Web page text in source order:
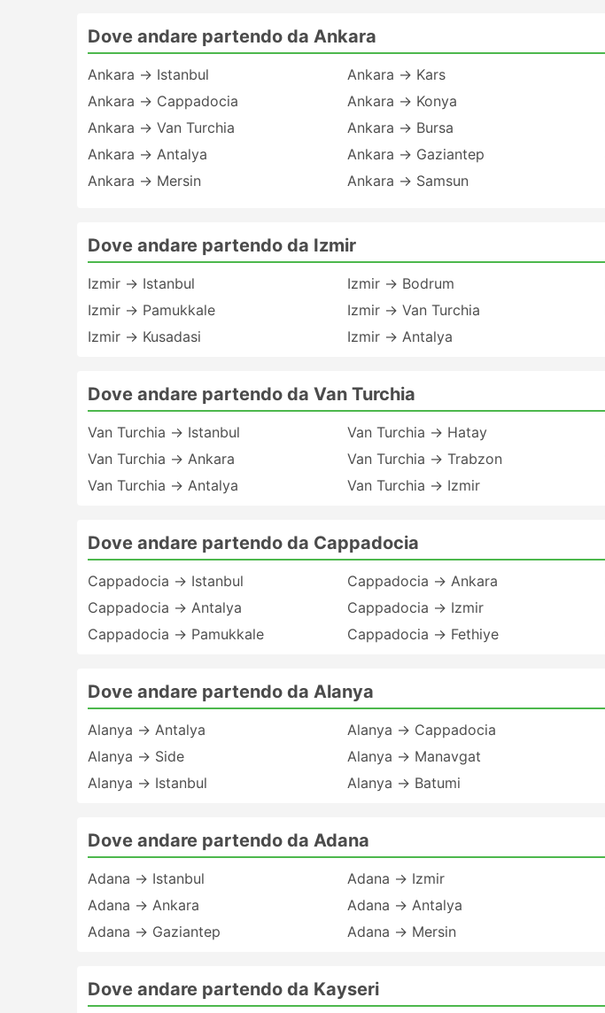
Dove andare partendo da Ankara
Ankara → Istanbul
Ankara → Cappadocia
Ankara → Van Turchia
Ankara → Antalya
Ankara → Mersin
Ankara → Kars
Ankara → Konya
Ankara → Bursa
Ankara → Gaziantep
Ankara → Samsun
Dove andare partendo da Izmir
Izmir → Istanbul
Izmir → Pamukkale
Izmir → Kusadasi
Izmir → Bodrum
Izmir → Van Turchia
Izmir → Antalya
Dove andare partendo da Van Turchia
Van Turchia → Istanbul
Van Turchia → Ankara
Van Turchia → Antalya
Van Turchia → Hatay
Van Turchia → Trabzon
Van Turchia → Izmir
Dove andare partendo da Cappadocia
Cappadocia → Istanbul
Cappadocia → Antalya
Cappadocia → Pamukkale
Cappadocia → Ankara
Cappadocia → Izmir
Cappadocia → Fethiye
Dove andare partendo da Alanya
Alanya → Antalya
Alanya → Side
Alanya → Istanbul
Alanya → Cappadocia
Alanya → Manavgat
Alanya → Batumi
Dove andare partendo da Adana
Adana → Istanbul
Adana → Ankara
Adana → Gaziantep
Adana → Izmir
Adana → Antalya
Adana → Mersin
Dove andare partendo da Kayseri